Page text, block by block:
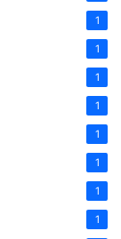
1
1
1
1
1
1
1
1